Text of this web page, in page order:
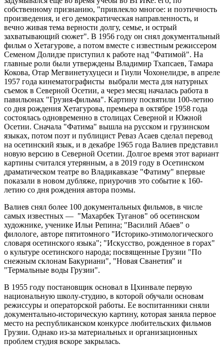
собственному признанию, "привлекло многое: и поэтичность
произведения, и его демократическая направленность, и
вечно живая тема верности долгу, семье, и острый
захватывающий сюжет". В 1956 году он снял документальный
фильм о Хетагурове, а потом вместе с известным режиссером
Семеном Долидзе приступил к работе над "Фатимой". На
главные роли были утверждены Владимир Тхапсаев, Тамара
Кокова, Отар Мегвинетухуцеси и Гиули Чохонелидзе, в апреле
1957 года кинематографисты выбрали места для натурных
съемок в Северной Осетии, а через месяц началась работа в
павильонах "Грузия-фильма". Картину посвятили 100-летию
со дня рождения Хетагурова, премьера в октябре 1958 года
состоялась одновременно в столицах Северной и Южной
Осетии. Сначала "Фатима" вышла на русском и грузинском
языках, потом поэт и публицист Реваз Асаев сделал перевод
на осетинский язык, и в декабре 1965 года Валиев представил
новую версию в Северной Осетии. Долгое время этот вариант
картины считался утерянным, а в 2019 году в Осетинском
драматическом театре во Владикавказе "Фатиму" впервые
показали в новом дубляже, приурочив это событие к 160-
летию со дня рождения автора поэмы.
Валиев снял более 100 документальных фильмов, в числе
самых известных — "Махарбек Туганов" об осетинском
художнике, ученике Ильи Репина; "Василий Абаев" о
филологе, авторе пятитомного "Историко-этимологического
словаря осетинского языка"; "Искусство, рожденное в горах"
о культуре осетинского народа; посвященные Грузии "По
снежным склонам Бакуриани", "Новая Сванетия" и
"Термальные воды Грузии".
В 1955 году постановщик основал в Цхинвале первую
национальную школу-студию, в которой обучали основам
режиссуры и операторской работы. Ее воспитанники сняли
документально-историческую картину, которая заняла первое
место на республиканском конкурсе любительских фильмов
Грузии. Однако из-за материальных и организационных
проблем студия вскоре закрылась.